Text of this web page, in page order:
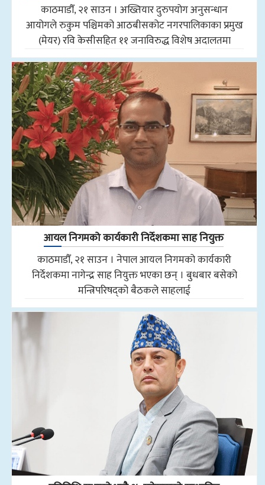
काठमाडौँ, २१ साउन । अख्तियार दुरुपयोग अनुसन्धान
आयोगले रुकुम पश्चिमको आठबीसकोट नगरपालिकाका प्रमुख
(मेयर) रवि केसीसहित ११ जनाविरुद्ध विशेष अदालतमा
आयल निगमको कार्यकारी निर्देशकमा साह नियुक्त
काठमाडौँ, २१ साउन । नेपाल आयल निगमको कार्यकारी
निर्देशकमा नागेन्द्र साह नियुक्त भएका छन् । बुधबार बसेको
मन्त्रिपरिषद्को बैठकले साहलाई